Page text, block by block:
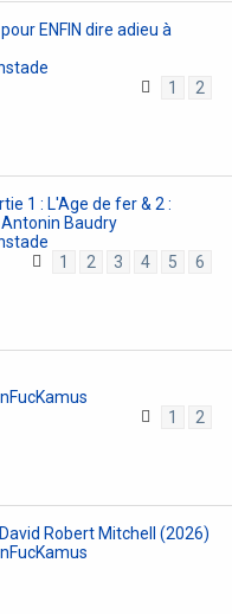
ENFIN dire adieu à
1
2
1 : L'Age de fer & 2 :
Baudry
1 2 3 4 5
6
1
2
Robert Mitchell (2026)